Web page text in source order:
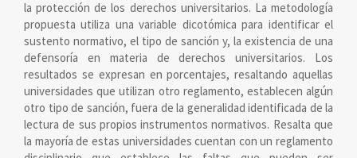
la protección de los derechos universitarios. La metodología
propuesta utiliza una variable dicotómica para identificar el
sustento normativo, el tipo de sanción y, la existencia de una
defensoría en materia de derechos universitarios. Los
resultados se expresan en porcentajes, resaltando aquellas
universidades que utilizan otro reglamento, establecen algún
otro tipo de sanción, fuera de la generalidad identificada de la
lectura de sus propios instrumentos normativos. Resalta que
la mayoría de estas universidades cuentan con un reglamento